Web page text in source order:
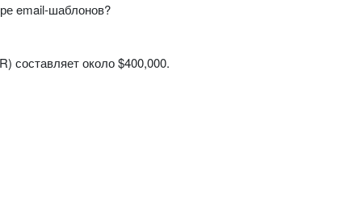
email-шаблонов?
составляет около $400,000.